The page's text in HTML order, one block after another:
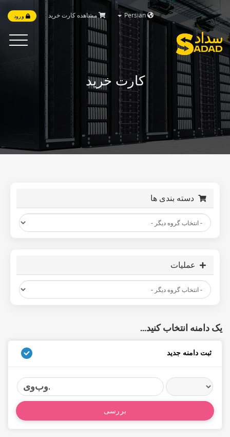
Persian مشاهده کارت خرید ورود
Toggle
کارت خرید
دسته بندی ها
عملیات
یک دامنه انتخاب کنید...
ثبت دامنه جدید
وب‌وی.
بررسی